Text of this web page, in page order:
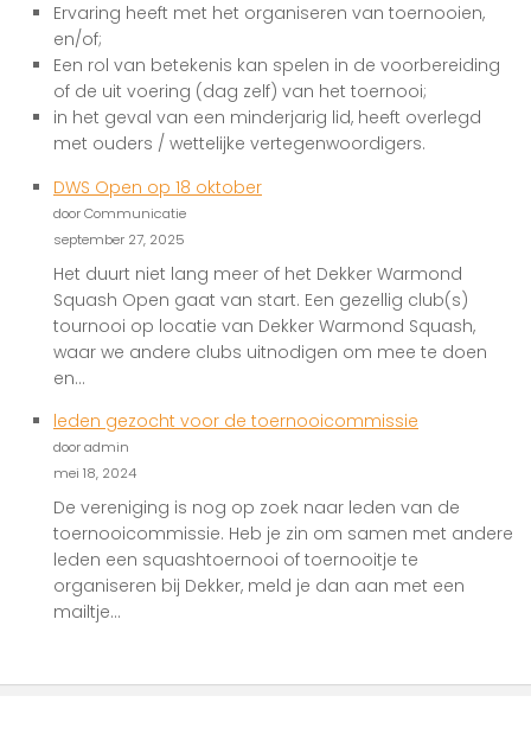
Ervaring heeft met het organiseren van toernooien,
en/of;
Een rol van betekenis kan spelen in de voorbereiding
of de uit voering (dag zelf) van het toernooi;
in het geval van een minderjarig lid, heeft overlegd
met ouders / wettelijke vertegenwoordigers.
DWS Open op 18 oktober
door Communicatie
september 27, 2025
Het duurt niet lang meer of het Dekker Warmond
Squash Open gaat van start. Een gezellig club(s)
tournooi op locatie van Dekker Warmond Squash,
waar we andere clubs uitnodigen om mee te doen
en...
leden gezocht voor de toernooicommissie
door admin
mei 18, 2024
De vereniging is nog op zoek naar leden van de
toernooicommissie. Heb je zin om samen met andere
leden een squashtoernooi of toernooitje te
organiseren bij Dekker, meld je dan aan met een
mailtje...